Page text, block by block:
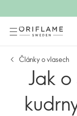
Články o vlasech
Jak